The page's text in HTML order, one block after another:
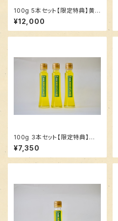
100g 5本セット【限定特典】黄
金のえごま油
¥12,000
100g 3本セット【限定特典】黄
金のえごま油
¥7,350